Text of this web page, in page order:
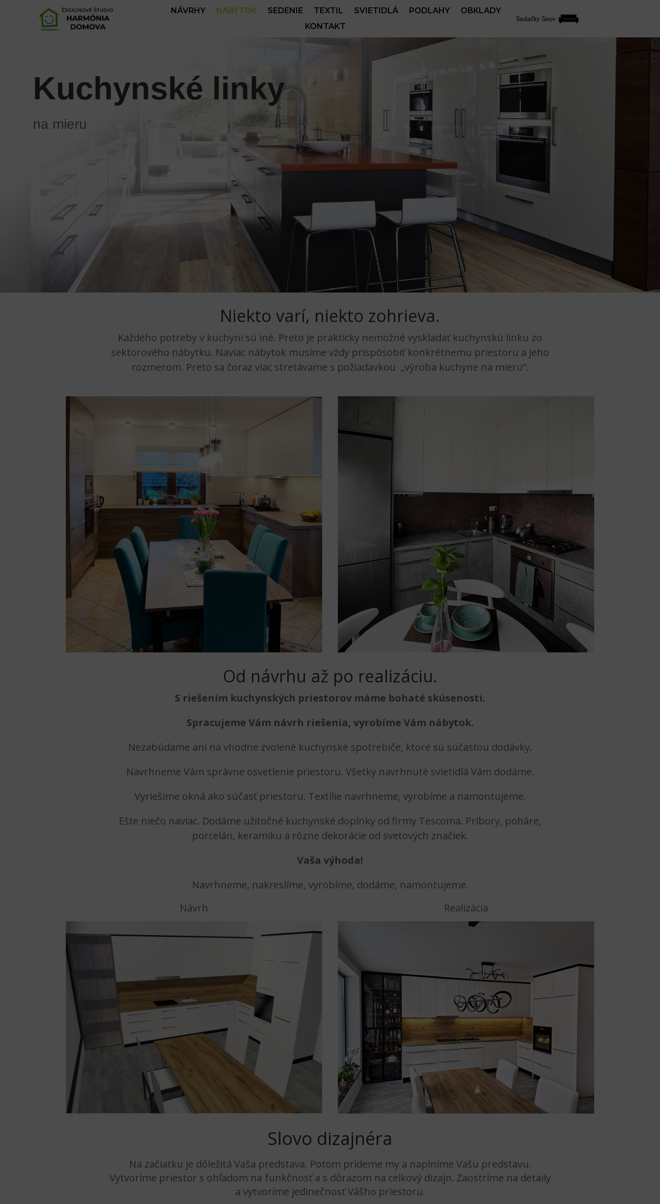
NÁVRHY NÁBYTOK SEDENIE TEXTIL SVIETIDLÁ PODLAHY
OBKLADY
KONTAKT
Kuchynské linky
na mieru
Niekto varí, niekto zohrieva.
Každého potreby v kuchyni sú iné. Preto je prakticky nemožné vyskladať kuchynskú linku zo
sektorového nábytku. Naviac nábytok musíme vždy prispôsobiť konkrétnemu priestoru a jeho
rozmerom. Preto sa čoraz viac stretávame s požiadavkou „výroba kuchyne na mieru“.
Od návrhu až po realizáciu.
S riešením kuchynských priestorov máme bohaté skúsenosti.
Spracujeme Vám návrh riešenia, vyrobíme Vám nábytok.
Nezabúdame ani na vhodne zvolené kuchynské spotrebiče, ktoré sú súčasťou dodávky.
Navrhneme Vám správne osvetlenie priestoru. Všetky navrhnuté svietidlá Vám dodáme.
Vyriešime okná ako súčasť priestoru. Textílie navrhneme, vyrobíme a namontujeme.
Ešte niečo naviac. Dodáme užitočné kuchynské doplnky od firmy Tescoma. Príbory, poháre,
porcelán, keramiku a rôzne dekorácie od svetových značiek.
Vaša výhoda!
Navrhneme, nakreslíme, vyrobíme, dodáme, namontujeme.
Návrh
Realizácia
Slovo dizajnéra
Na začiatku je dôležitá Vaša predstava. Potom prídeme my a naplníme Vašu predstavu.
Vytvoríme priestor s ohľadom na funkčnosť a s dôrazom na celkový dizajn. Zaostríme na detaily
a vytvoríme jedinečnosť Vášho priestoru.